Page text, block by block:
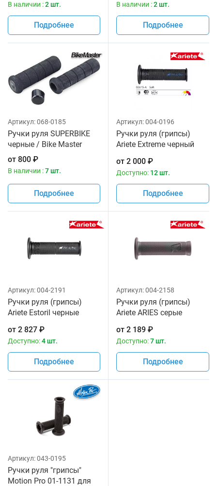
В наличии :2 шт.
Подробнее
В наличии :2 шт.
Подробнее
Артикул:068-0185
Ручки руля SUPERBIKE
черные / Bike Master
от 800 ₽
В наличии :7 шт.
Подробнее
Артикул:004-0196
Ручки руля (грипсы)
Ariete Extreme черный
от 2 000 ₽
Доступно: 12 шт.
Подробнее
Артикул:004-2191
Ручки руля (грипсы)
Ariete Estoril черные
от 2 827 ₽
Доступно:4 шт.
Подробнее
Артикул:004-2158
Ручки руля (грипсы)
Ariete ARIES серые
от 2 189 ₽
Доступно:7 шт.
Подробнее
Артикул:043-0195
Ручки руля "грипсы"
Motion Pro 01-1131 для